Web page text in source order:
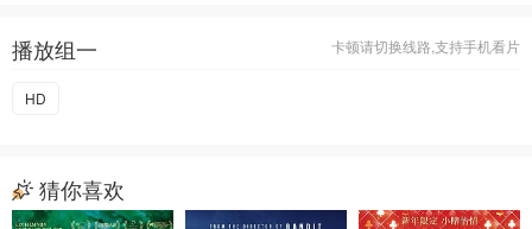
卡顿请切换线路,支持手机看片
播放组一
HD
猜你喜欢